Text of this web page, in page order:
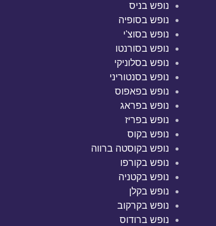
נופש בניס
נופש בסופיה
נופש בסוצ'י
נופש בסורנטו
נופש בסלוניקי
נופש בסנטוריני
נופש בפאפוס
נופש בפראג
נופש בפריז
נופש בקוס
נופש בקוסטה ברווה
נופש בקורפו
נופש בקטניה
נופש בקלן
נופש בקרקוב
נופש ברודוס